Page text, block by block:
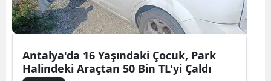
Antalya'da 16 Yaşındaki Çocuk, Park
Halindeki Araçtan 50 Bin TL'yi Çaldı